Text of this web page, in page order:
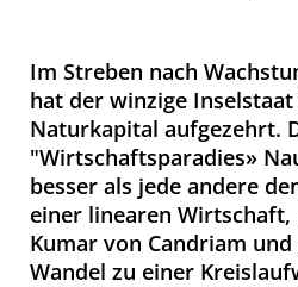
Im Streben nach
hat der winzige
Naturkapital aufgezehrt.
"Wirtschaftsparadies»
besser als jede andere
einer linearen
Kumar von Candriam
Wandel zu einer